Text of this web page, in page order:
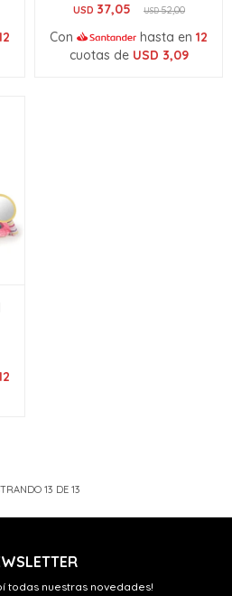
USD 37,05 USD52,00
Con hasta en 12
cuotas de USD 3,09
13 DE 13
todas nuestras novedades!